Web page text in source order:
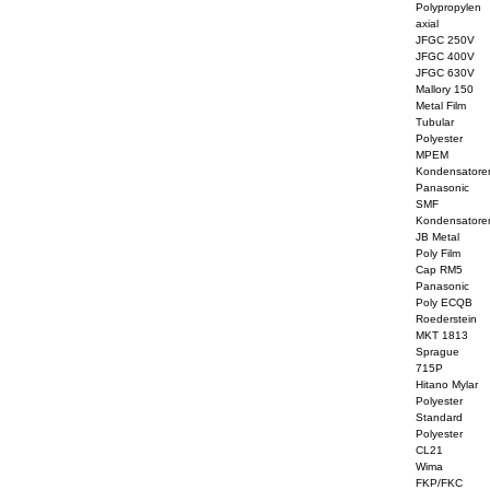
Polypropylen
axial
JFGC 250V
JFGC 400V
JFGC 630V
Mallory 150
Metal Film
Tubular
Polyester
MPEM
Panasonic
SMF
JB Metal
Poly Film
Cap RM5
Panasonic
Poly ECQB
Roederstein
MKT 1813
Sprague
715P
Hitano Mylar
Polyester
Standard
Polyester
CL21
Wima
FKP/FKC